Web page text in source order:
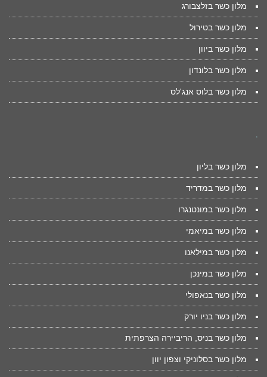
מלון כשר בזלצבורג
מלון כשר בטירול
מלון כשר ביוון
מלון כשר בלונדון
מלון כשר בלוס אנג'לס
.
מלון כשר בליון
מלון כשר במדריד
מלון כשר במונטנגרו
מלון כשר במיאמי
מלון כשר במילאנו
מלון כשר במינכן
מלון כשר בנאפולי
מלון כשר בניו יורק
מלון כשר בניס, הריביירה הצרפתית
מלון כשר בסלוניקי וצפון יוון